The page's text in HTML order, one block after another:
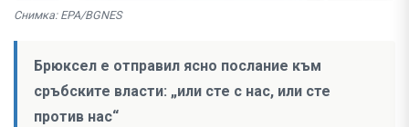
Снимка: EPA/BGNES
Брюксел е отправил ясно послание към
сръбските власти: „или сте с нас, или сте
против нас“